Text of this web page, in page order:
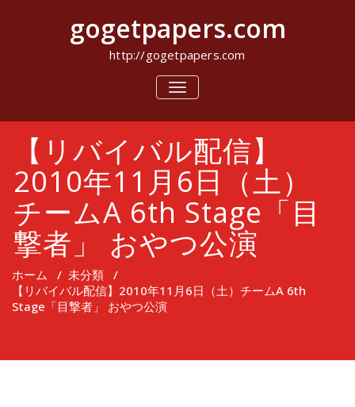
キ
gogetpapers.com
http://gogetpapers.com
ナ
ビ
シ
ョ
ン
を
切
り
替
え
【リバイバル配信】
2010年11月6日（土）
チームA 6th Stage「目
撃者」 おやつ公演
ホーム / 未分類 /
【リバイバル配信】2010年11月6日（土）チームA 6th
Stage「目撃者」 おやつ公演